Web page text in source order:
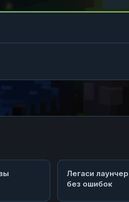
Легаси
без ошибок